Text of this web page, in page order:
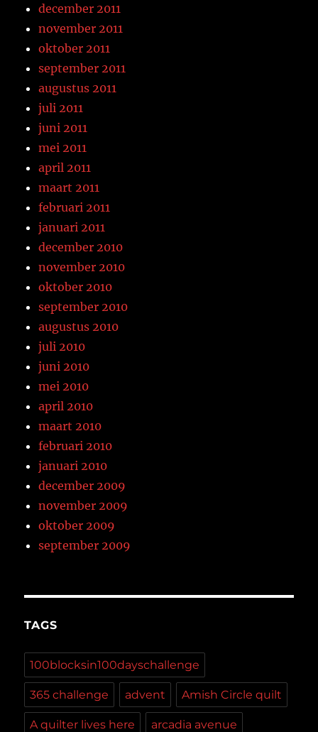
december 2011
november 2011
oktober 2011
september 2011
augustus 2011
juli 2011
juni 2011
mei 2011
april 2011
maart 2011
februari 2011
januari 2011
december 2010
november 2010
oktober 2010
september 2010
augustus 2010
juli 2010
juni 2010
mei 2010
april 2010
maart 2010
februari 2010
januari 2010
december 2009
november 2009
oktober 2009
september 2009
TAGS
100blocksin100dayschallenge
365 challenge advent Amish Circle quilt
A quilter lives here arcadia avenue